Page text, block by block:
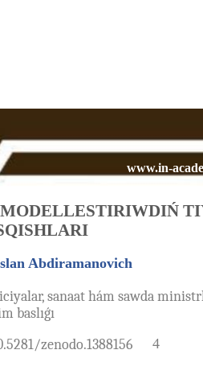
www.in-
Abdiramanovich
sanaat hám sawda
baslıǵı
zenodo.1388156 4